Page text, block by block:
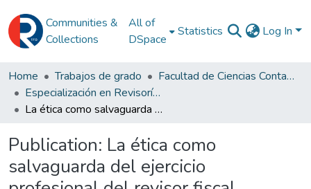
Communities &
Collections
All of
DSpace
Statistics Log In
Home Trabajos de grado
Facultad de Ciencias Contables
Especialización en Revisoría Fiscal y Contraloría
La ética como salvaguarda del ejercicio profesional del revisor fiscal
Publication: La ética como
salvaguarda del ejercicio